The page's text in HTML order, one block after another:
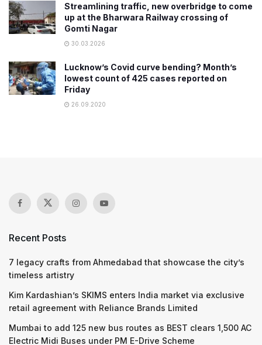
Streamlining traffic, new overbridge to come
up at the Bharwara Railway crossing of
Gomti Nagar
30.03.2026
Lucknow’s Covid curve bending? Month’s
lowest count of 425 cases reported on
Friday
26.09.2020
Recent Posts
7 legacy crafts from Ahmedabad that showcase the city’s
timeless artistry
Kim Kardashian’s SKIMS enters India market via exclusive
retail agreement with Reliance Brands Limited
Mumbai to add 125 new bus routes as BEST clears 1,500 AC
Electric Midi Buses under PM E-Drive Scheme